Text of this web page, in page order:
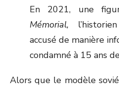
En 2021, une
Mémorial,
accusé de manière
condamné à 15 ans
Alors que le modèle